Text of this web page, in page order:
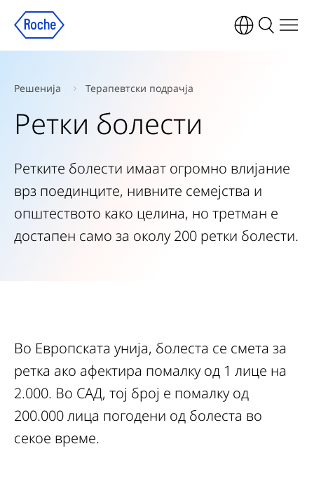
Решенија Терапевтски подрачја
Ретки болести
Ретките болести имаат огромно влијание
врз поединците, нивните семејства и
општеството како целина, но третман е
достапен само за околу 200 ретки болести.
Во Европската унија, болеста се смета за
ретка ако афектира помалку од 1 лице на
2.000. Во САД, тој број е помалку од
200.000 лица погодени од болеста во
секое време.